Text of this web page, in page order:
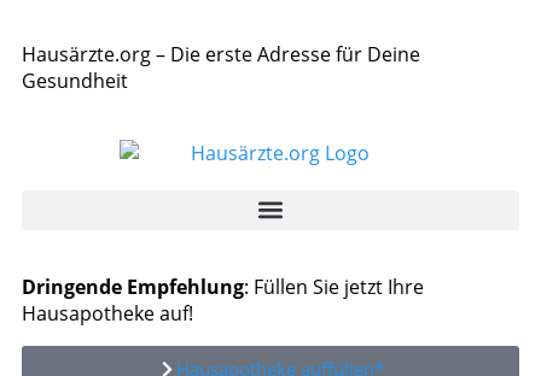
Hausärzte.org – Die erste Adresse für Deine
Gesundheit
Dringende Empfehlung: Füllen Sie jetzt Ihre
Hausapotheke auf!
Hausapotheke auffüllen*